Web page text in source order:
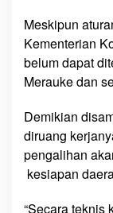
Meskipun
Kementerian
belum dapat
Merauke dan
Demikian
diruang
pengalihan
kesiapan
“Secara teknis